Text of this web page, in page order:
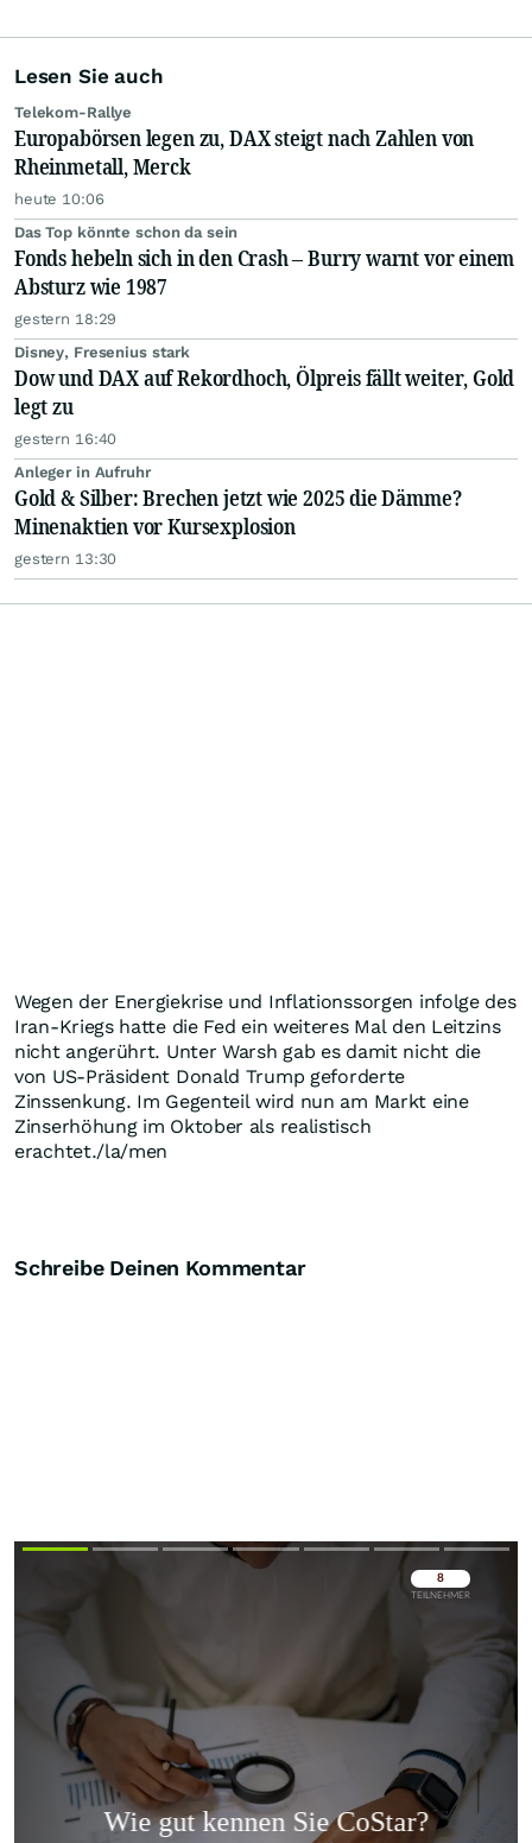
Lesen Sie auch
Telekom-Rallye
Europabörsen legen zu, DAX steigt nach Zahlen von
Rheinmetall, Merck
heute 10:06
Das Top könnte schon da sein
Fonds hebeln sich in den Crash – Burry warnt vor einem
Absturz wie 1987
gestern 18:29
Disney, Fresenius stark
Dow und DAX auf Rekordhoch, Ölpreis fällt weiter, Gold
legt zu
gestern 16:40
Anleger in Aufruhr
Gold & Silber: Brechen jetzt wie 2025 die Dämme?
Minenaktien vor Kursexplosion
gestern 13:30
Wegen der Energiekrise und Inflationssorgen infolge des
Iran-Kriegs hatte die Fed ein weiteres Mal den Leitzins
nicht angerührt. Unter Warsh gab es damit nicht die
von US-Präsident Donald Trump geforderte
Zinssenkung. Im Gegenteil wird nun am Markt eine
Zinserhöhung im Oktober als realistisch
erachtet./la/men
Schreibe Deinen Kommentar
Überspringen